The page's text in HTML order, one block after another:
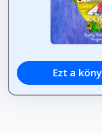
Fejezet hossza: 00:02:27
Fejezet hossza: 00:01:48
Ezt a